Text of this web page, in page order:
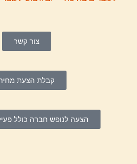
צור קשר
קבלת הצעת
הצעה לנופש חברה כולל